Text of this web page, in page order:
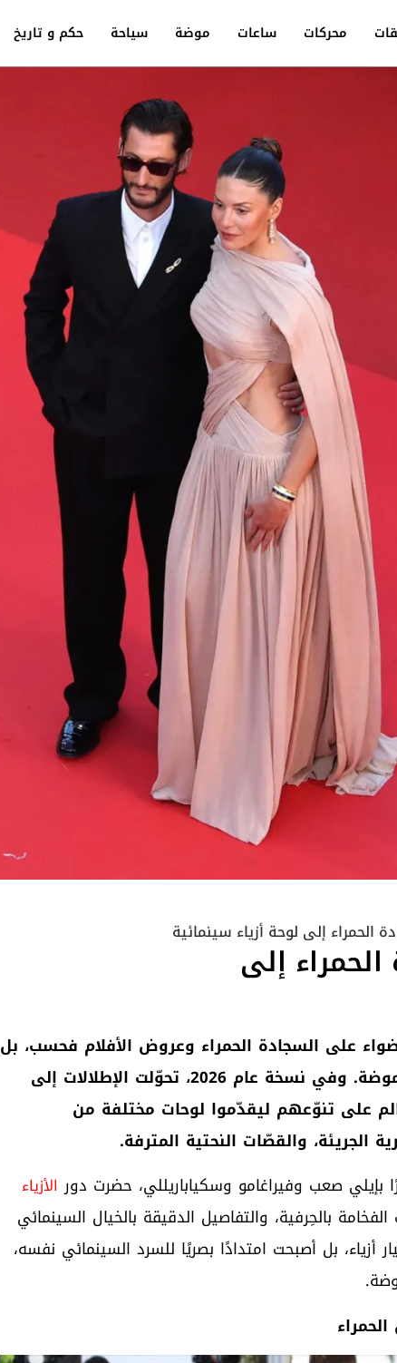
حكم و تاريخ سياحة موضة ساعات محركات
الحمراء إلى
على السجادة الحمراء وعروض الأفلام فحسب، بل
تمتد لتروي حكايات موازية تُنسج بخيوط الأناقة والموضة. وفي نسخة عام 2026، تحوّلت الإطلالات إلى
على تنوّعهم ليقدّموا لوحات مختلفة من
الجريئة، والقصّات النحتية المترفة.
صعب وفيراغامو وسكياباريللي، حضرت دور الأزياء
بالحِرفية، والتفاصيل الدقيقة بالخيال السينمائي
أزياء، بل أصبحت امتدادًا بصريًا للسرد السينمائي نفسه،